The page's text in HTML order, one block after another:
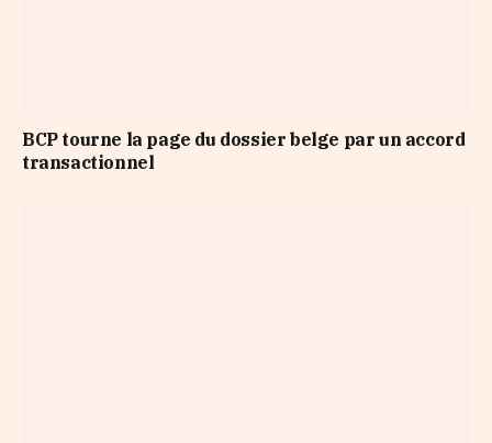
BCP tourne la page du dossier belge par un accord
transactionnel